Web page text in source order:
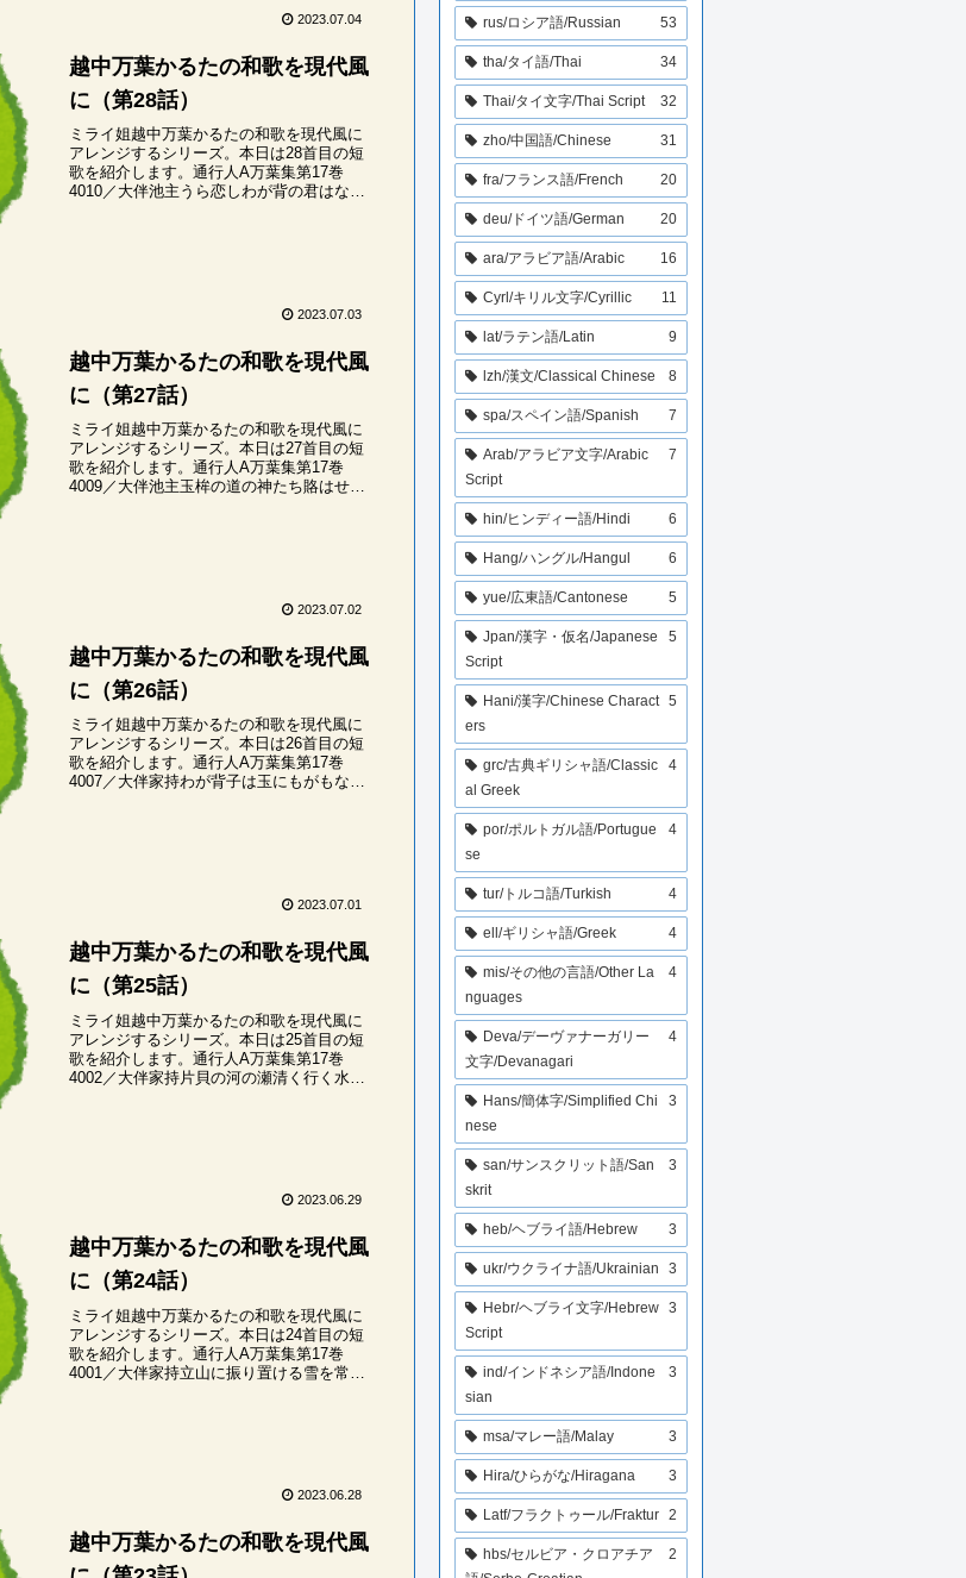
2023.07.04
越中万葉かるたの和歌を現代風
に（第28話）
ミライ姐越中万葉かるたの和歌を現代風に
アレンジするシリーズ。本日は28首目の短
歌を紹介します。通行人A万葉集第17巻
4010／大伴池主うら恋しわが背の君はなで
2023.07.03
越中万葉かるたの和歌を現代風
に（第27話）
ミライ姐越中万葉かるたの和歌を現代風に
アレンジするシリーズ。本日は27首目の短
歌を紹介します。通行人A万葉集第17巻
4009／大伴池主玉桙の道の神たち賂はせむ
2023.07.02
越中万葉かるたの和歌を現代風
に（第26話）
ミライ姐越中万葉かるたの和歌を現代風に
アレンジするシリーズ。本日は26首目の短
歌を紹介します。通行人A万葉集第17巻
4007／大伴家持わが背子は玉にもがもなほ
2023.07.01
越中万葉かるたの和歌を現代風
に（第25話）
ミライ姐越中万葉かるたの和歌を現代風に
アレンジするシリーズ。本日は25首目の短
歌を紹介します。通行人A万葉集第17巻
4002／大伴家持片貝の河の瀬清く行く水の
2023.06.29
越中万葉かるたの和歌を現代風
に（第24話）
ミライ姐越中万葉かるたの和歌を現代風に
アレンジするシリーズ。本日は24首目の短
歌を紹介します。通行人A万葉集第17巻
4001／大伴家持立山に振り置ける雪を常夏
2023.06.28
越中万葉かるたの和歌を現代風
rus/ロシア語/Russian 53
tha/タイ語/Thai 34
Thai/タイ文字/Thai Script 32
zho/中国語/Chinese 31
fra/フランス語/French 20
deu/ドイツ語/German 20
ara/アラビア語/Arabic 16
Cyrl/キリル文字/Cyrillic 11
lat/ラテン語/Latin 9
lzh/漢文/Classical Chinese 8
spa/スペイン語/Spanish 7
Arab/アラビア文字/Arabic
Script
7
hin/ヒンディー語/Hindi 6
Hang/ハングル/Hangul 6
yue/広東語/Cantonese 5
Jpan/漢字・仮名/Japanese
Script
5
Hani/漢字/Chinese Charact
ers
5
grc/古典ギリシャ語/Classic
al Greek
4
por/ポルトガル語/Portugue
se
4
tur/トルコ語/Turkish 4
ell/ギリシャ語/Greek 4
mis/その他の言語/Other La
nguages
4
Deva/デーヴァナーガリー
文字/Devanagari
4
Hans/簡体字/Simplified Chi
nese
3
san/サンスクリット語/San
skrit
3
heb/ヘブライ語/Hebrew 3
ukr/ウクライナ語/Ukrainian 3
Hebr/ヘブライ文字/Hebrew
Script
3
ind/インドネシア語/Indone
sian
3
msa/マレー語/Malay 3
Hira/ひらがな/Hiragana 3
Latf/フラクトゥール/Fraktur 2
hbs/セルビア・クロアチア
2